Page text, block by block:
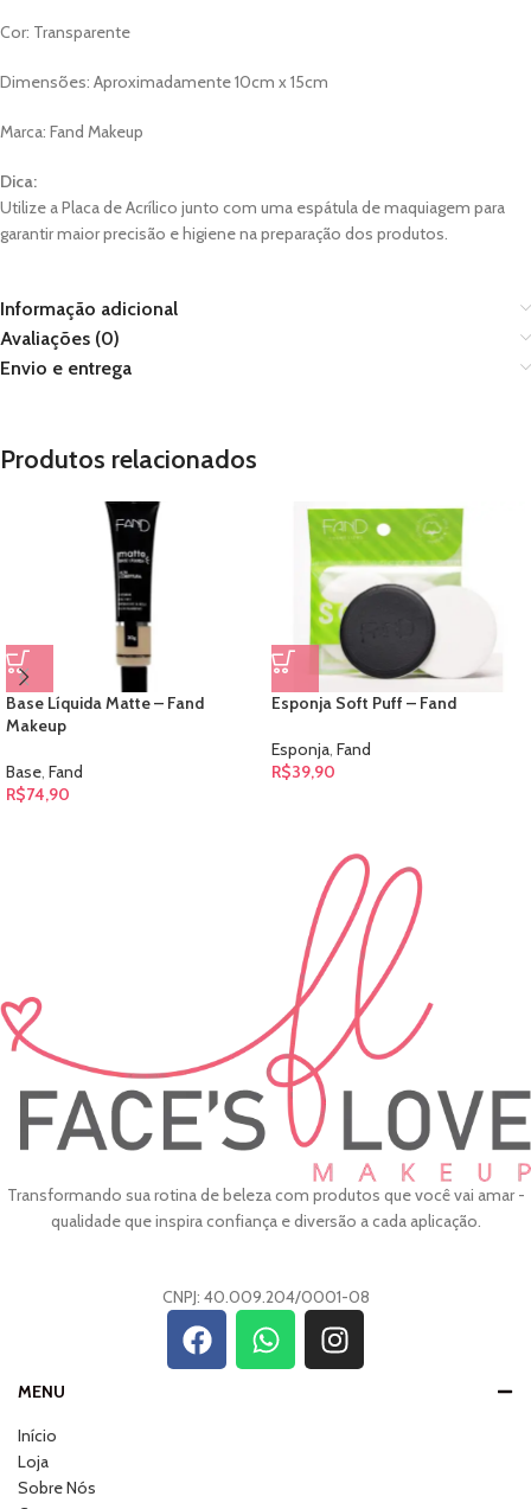
Cor: Transparente
Dimensões: Aproximadamente 10cm x 15cm
Marca: Fand Makeup
Dica:
Utilize a Placa de Acrílico junto com uma espátula de maquiagem para
garantir maior precisão e higiene na preparação dos produtos.
Informação adicional
Avaliações (0)
Envio e entrega
Produtos relacionados
Base Líquida Matte – Fand
Makeup
Base, Fand
R$74,90
Esponja Soft Puff – Fand
Esponja, Fand
R$39,90
Transformando sua rotina de beleza com produtos que você vai amar -
qualidade que inspira confiança e diversão a cada aplicação.
CNPJ: 40.009.204/0001-08
MENU
Início
Loja
Sobre Nós